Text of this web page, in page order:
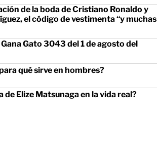
de la boda de Cristiano Ronaldo y
el código de vestimenta “y muchas
Gato 3043 del 1 de agosto del
qué sirve en hombres?
de Elize Matsunaga en la vida real?